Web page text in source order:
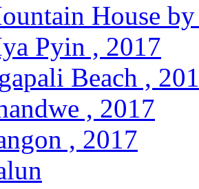
House
Pyin , 2017
Beach ,
, 2017
, 2017